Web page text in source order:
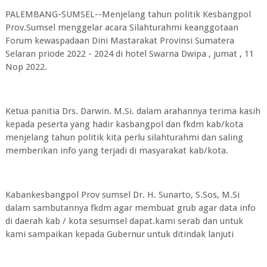
PALEMBANG-SUMSEL--Menjelang tahun politik Kesbangpol
Prov.Sumsel menggelar acara Silahturahmi keanggotaan
Forum kewaspadaan Dini Mastarakat Provinsi Sumatera
Selaran priode 2022 - 2024 di hotel Swarna Dwipa , jumat , 11
Nop 2022.
Ketua panitia Drs. Darwin. M.Si. dalam arahannya terima kasih
kepada peserta yang hadir kasbangpol dan fkdm kab/kota
menjelang tahun politik kita perlu silahturahmi dan saling
memberikan info yang terjadi di masyarakat kab/kota.
Kabankesbangpol Prov sumsel Dr. H. Sunarto, S.Sos, M.Si
dalam sambutannya fkdm agar membuat grub agar data info
di daerah kab / kota sesumsel dapat.kami serab dan untuk
kami sampaikan kepada Gubernur untuk ditindak lanjuti